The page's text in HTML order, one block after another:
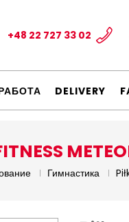
+48 22 727 33 02
DELIVERY
Гимнастика